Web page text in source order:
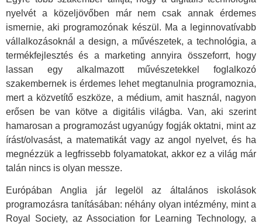
nyelvét a közeljövőben már nem csak annak érdemes
ismernie, aki programozónak készül. Ma a leginnovatívabb
vállalkozásoknál a design, a művészetek, a technológia, a
termékfejlesztés és a marketing annyira összeforrt, hogy
lassan egy alkalmazott művészetekkel foglalkozó
szakembernek is érdemes lehet megtanulnia programoznia,
mert a közvetítő eszköze, a médium, amit használ, nagyon
erősen be van kötve a digitális világba. Van, aki szerint
hamarosan a programozást ugyanúgy fogják oktatni, mint az
írást/olvasást, a matematikát vagy az angol nyelvet, és ha
megnézzük a legfrissebb folyamatokat, akkor ez a világ már
talán nincs is olyan messze.
Európában Anglia jár legelöl az általános iskolások
programozásra tanításában: néhány olyan intézmény, mint a
Royal Society, az Association for Learning Technology, a